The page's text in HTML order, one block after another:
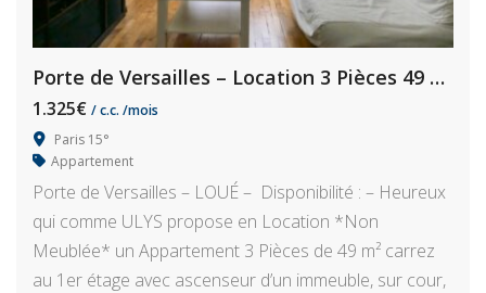
Porte de Versailles – Location 3 Pièces 49 m²
1.325€ / c.c. /mois
Paris 15°
Appartement
Porte de Versailles – LOUÉ – Disponibilité : – Heureux
qui comme ULYS propose en Location *Non
Meublée* un Appartement 3 Pièces de 49 m² carrez
au 1er étage avec ascenseur d’un immeuble, sur cour,